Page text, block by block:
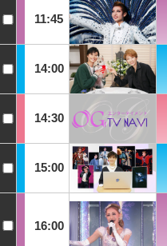
11:45
14:00
14:30
15:00
16:00